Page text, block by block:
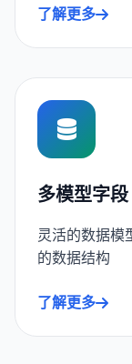
了解更多
多模型字段
灵活的数据模
的数据结构
了解更多